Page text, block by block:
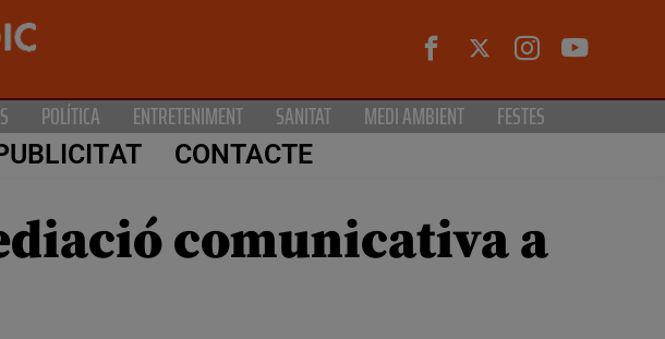
POLÍTICA ENTRETENIMENT SANITAT MEDI AMBIENT FESTES
CONTACTE
comunicativa a